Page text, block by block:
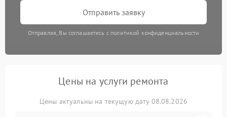
Отправить заявку
Отправляя, Вы соглашаетесь с политикой конфиденциальности
Цены на услуги ремонта
Цены актуальны на текущую дату 08.08.2026